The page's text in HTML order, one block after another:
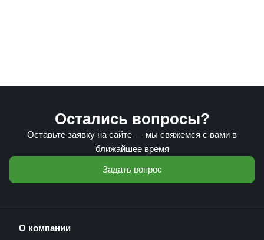
Остались вопросы?
Оставьте заявку на сайте — мы свяжемся с вами в
ближайшее время
Задать вопрос
О компании